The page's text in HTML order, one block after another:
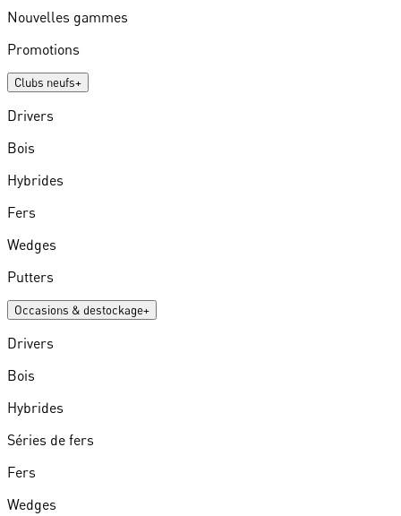
Nouvelles gammes
Promotions
Clubs neufs+
Drivers
Bois
Hybrides
Fers
Wedges
Putters
Occasions & destockage+
Drivers
Bois
Hybrides
Séries de fers
Fers
Wedges